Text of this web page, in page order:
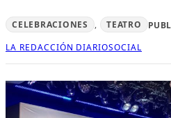
CELEBRACIONES , TEATRO
LA REDACCIÓN DIARIOSOCIAL